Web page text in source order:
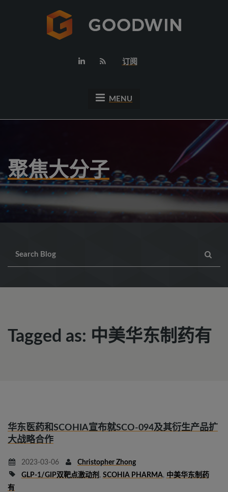
订阅
MENU
聚焦大分子
Tagged as: 中美华东制药有
华东医药和SCOHIA宣布就SCO-094及其衍生产品扩
大战略合作
2023-03-06
Christopher Zhong
GLP-1/GIP双靶点激动剂 , SCOHIA PHARMA, 中美华东制药
有